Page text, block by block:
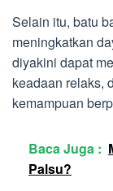
Selain itu, batu
meningkatkan
diyakini dapat
keadaan relaks,
kemampuan
Baca Juga :
Palsu?